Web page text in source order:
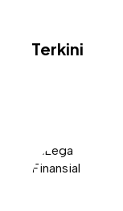
Terkini